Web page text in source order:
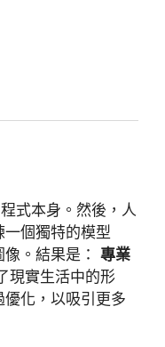
式本身。然後，人
個獨特的模型
。結果是： 專業
現實生活中的形
化，以吸引更多